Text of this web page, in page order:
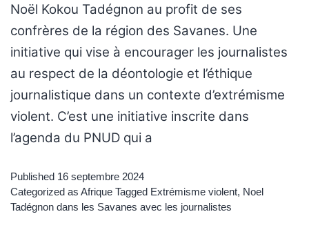
Noël Kokou Tadégnon au profit de ses
confrères de la région des Savanes. Une
initiative qui vise à encourager les journalistes
au respect de la déontologie et l’éthique
journalistique dans un contexte d’extrémisme
violent. C’est une initiative inscrite dans
l’agenda du PNUD qui a
Published 16 septembre 2024
Categorized as Afrique Tagged Extrémisme violent, Noel
Tadégnon dans les Savanes avec les journalistes